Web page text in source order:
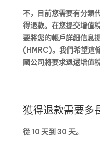
不，目前您需要有分類
得退款。在您提交增值
要將您的帳戶詳細信息
(HMRC)。我們希望這
國公司將要求退還增值稅
獲得退款需要多
從 10 天到 30 天。